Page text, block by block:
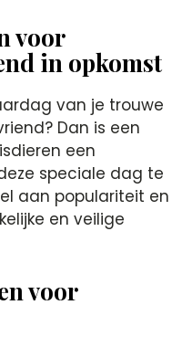
voor
in opkomst
van je trouwe
Dan is een
een
speciale dag te
aan populariteit en
en veilige
voor